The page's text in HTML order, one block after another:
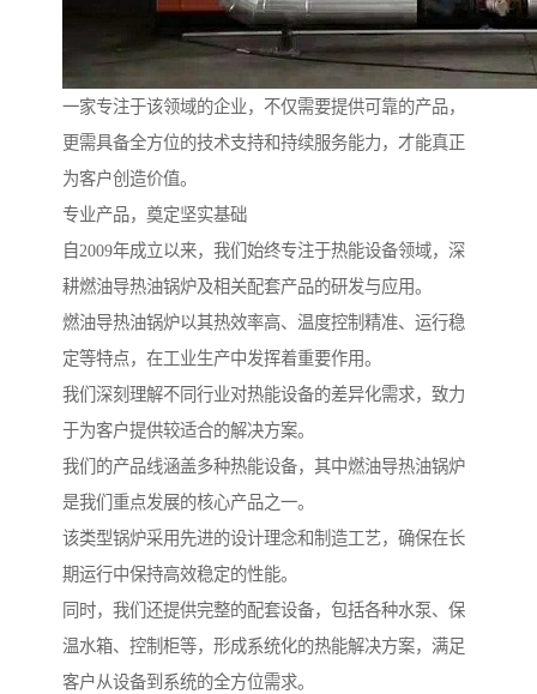
一家专注于该领域的企业，不仅需要提供可靠的产品，
更需具备全方位的技术支持和持续服务能力，才能真正
为客户创造价值。
专业产品，奠定坚实基础
自2009年成立以来，我们始终专注于热能设备领域，深
耕燃油导热油锅炉及相关配套产品的研发与应用。
燃油导热油锅炉以其热效率高、温度控制精准、运行稳
定等特点，在工业生产中发挥着重要作用。
我们深刻理解不同行业对热能设备的差异化需求，致力
于为客户提供较适合的解决方案。
我们的产品线涵盖多种热能设备，其中燃油导热油锅炉
是我们重点发展的核心产品之一。
该类型锅炉采用先进的设计理念和制造工艺，确保在长
期运行中保持高效稳定的性能。
同时，我们还提供完整的配套设备，包括各种水泵、保
温水箱、控制柜等，形成系统化的热能解决方案，满足
客户从设备到系统的全方位需求。